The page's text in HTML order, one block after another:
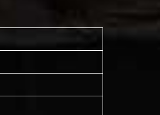
い。
場所を選択
い。
場所を選択